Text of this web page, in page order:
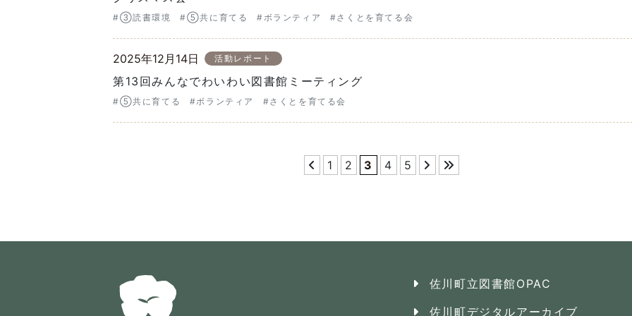
#③読書環境 #⑤共に育てる #ボランティア #さくとを育てる会
2025年12月14日 活動レポート
第13回みんなでわいわい図書館ミーティング
#⑤共に育てる #ボランティア #さくとを育てる会
1 2 3 4 5
佐川町立図書館OPAC
佐川町デジタルアーカイブ